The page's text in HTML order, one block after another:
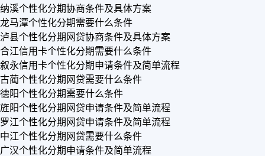
纳溪个性化分期协商条件及具体方案
龙马潭个性化分期需要什么条件
泸县个性化分期网贷协商条件及具体方案
合江信用卡个性化分期需要什么条件
叙永信用卡个性化分期申请条件及简单流程
古蔺个性化分期网贷需要什么条件
德阳个性化分期需要什么条件
旌阳个性化分期网贷申请条件及简单流程
罗江个性化分期网贷申请条件及简单流程
中江个性化分期网贷需要什么条件
广汉个性化分期申请条件及简单流程